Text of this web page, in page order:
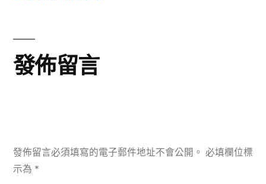
發佈留言
發佈留言必須填寫的電子郵件地址不會公開。 必填欄位標
示為 *